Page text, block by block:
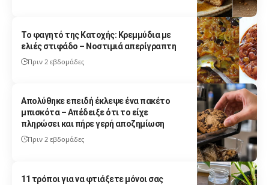
Το φαγητό της Κατοχής: Κρεμμύδια με
ελιές στιφάδο – Νοστιμιά απερίγραπτη
Πριν 2 εβδομάδες
Απολύθηκε επειδή έκλεψε ένα πακέτο
μπισκότα – Απέδειξε ότι το είχε
πληρώσει και πήρε γερή αποζημίωση
Πριν 2 εβδομάδες
11 τρόποι για να φτιάξετε μόνοι σας